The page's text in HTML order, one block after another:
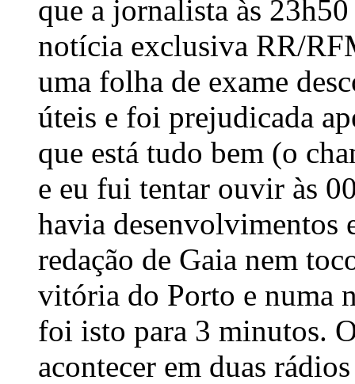
que a jornalista às
notícia exclusiva RR/
uma folha de exame
úteis e foi prejudicada
que está tudo bem (o
e eu fui tentar ouvir às
havia desenvolvimentos
redação de Gaia nem
vitória do Porto e numa
foi isto para 3 minutos.
acontecer em duas